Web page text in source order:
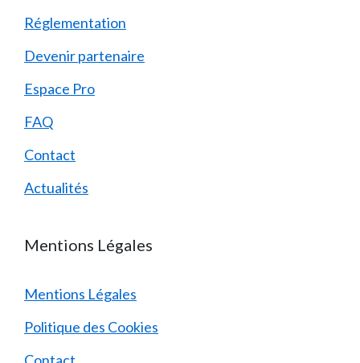
Réglementation
Devenir partenaire
Espace Pro
FAQ
Contact
Actualités
Mentions Légales
Mentions Légales
Politique des Cookies